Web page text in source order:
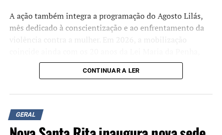
A ação também integra a programação do Agosto Lilás,
mês dedicado à conscientização e ao enfrentamento da
violência contra a mulher. Em 2026, a mobilização
marco da legislação brasileira de proteção às mulheres
em situação de violência.
Além da instalação dos bancos, estão sendo realizadas
oficinas de pintura e rodas de conversa para discutir a
prevenção da violência de gênero e divulgar informações
sobre a rede de proteção às vítimas.
CONTINUAR A LER
GERAL